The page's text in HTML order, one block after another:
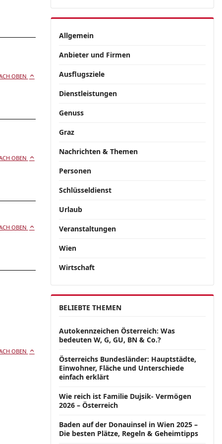
OBEN
OBEN
OBEN
OBEN
Allgemein
Anbieter und Firmen
Ausflugsziele
Dienstleistungen
Genuss
Graz
Nachrichten & Themen
Personen
Schlüsseldienst
Urlaub
Veranstaltungen
Wien
Wirtschaft
BELIEBTE THEMEN
Autokennzeichen Österreich: Was
bedeuten W, G, GU, BN & Co.?
Österreichs Bundesländer: Hauptstädte,
Einwohner, Fläche und Unterschiede
einfach erklärt
Wie reich ist Familie Dujsik- Vermögen
2026 – Österreich
Baden auf der Donauinsel in Wien 2025 –
Die besten Plätze, Regeln & Geheimtipps